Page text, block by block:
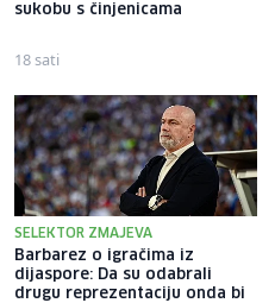
sukobu s činjenicama
18 sati
SELEKTOR ZMAJEVA
Barbarez o igračima iz
dijaspore: Da su odabrali
drugu reprezentaciju onda bi